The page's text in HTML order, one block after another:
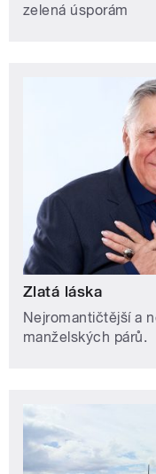
zelená úsporám
Zlatá láska
Nejromantičtější a
manželských párů.